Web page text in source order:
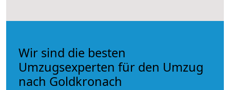
Wir sind die besten
Umzugsexperten für den Umzug
nach Goldkronach